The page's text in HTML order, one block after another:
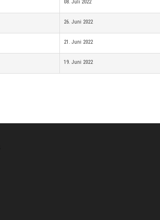
08. Juli 2022
26. Juni 2022
21. Juni 2022
19. Juni 2022